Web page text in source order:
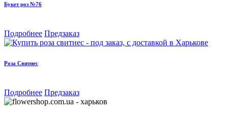
Букет роз №76
Подробнее Предзаказ
Роза Свитнес
Подробнее Предзаказ